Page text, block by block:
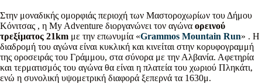
Στην μοναδικής ομορφιάς περιοχή των Μαστοροχωρίων του Δήμου
Κόνιτσας , η My Adventure διοργανώνει τον αγώνα ορεινού
τρεξίματος 21km με την επωνυμία «Grammos Mountain Run» . Η
διαδρομή του αγώνα είναι κυκλική και κινείται στην κορυφογραμμή
της οροσειράς του Γράμμου, στα σύνορα με την Αλβανία. Αφετηρία
και τερματισμός του αγώνα θα είναι η πλατεία του χωριού Πληκάτι,
ενώ η συνολική υψομετρική διαφορά ξεπερνά τα 1630μ.